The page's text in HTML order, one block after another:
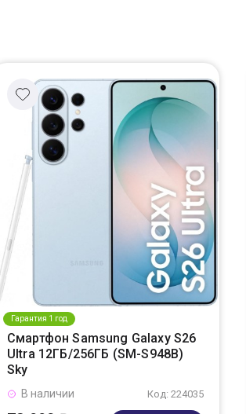
Гарантия 1 год
Смартфон Samsung Galaxy S26
Ultra 12ГБ/256ГБ (SM-S948B)
Sky
Код: 224035
В наличии